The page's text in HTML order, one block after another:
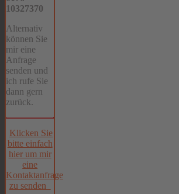
10327370
Alternativ
können Sie
mir eine
Anfrage
senden und
ich rufe Sie
dann gern
zurück.
Klicken Sie
bitte einfach
hier um mir
eine
Kontaktanfrage
zu senden